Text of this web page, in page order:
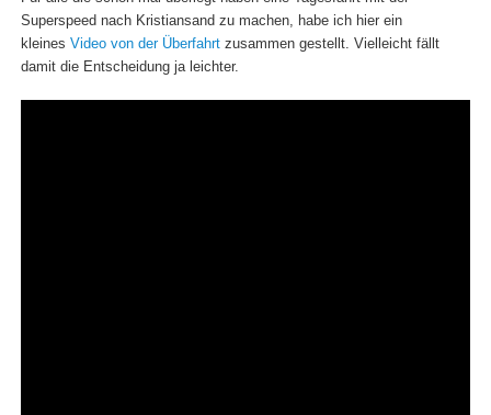
Superspeed nach Kristiansand zu machen, habe ich hier ein
kleines Video von der Überfahrtzusammen gestellt. Vielleicht fällt
damit die Entscheidung ja leichter.